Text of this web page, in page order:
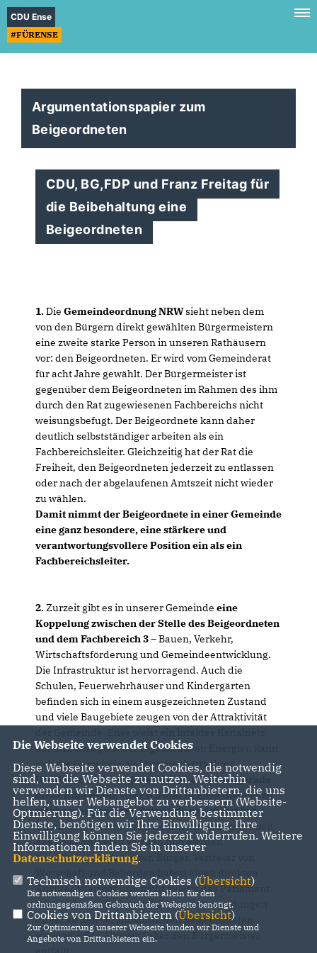
CDU Ense
#FÜRENSE
Argumentationspapier zum
Beigeordneten
CDU, BG,FDP und Franz Freitag für
die Beibehaltung eine
Beigeordneten
1. Die Gemeindeordnung NRWsieht neben dem
von den Bürgern direkt gewählten Bürgermeistern
eine zweite starke Person in unseren Rathäusern
vor: den Beigeordneten. Er wird vom Gemeinderat
für acht Jahre gewählt. Der Bürgermeister ist
gegenüber dem Beigeordneten im Rahmen des ihm
durch den Rat zugewiesenen Fachbereichs nicht
weisungsbefugt. Der Beigeordnete kann daher
deutlich selbstständiger arbeiten als ein
Fachbereichsleiter. Gleichzeitig hat der Rat die
Freiheit, den Beigeordneten jederzeit zu entlassen
oder nach der abgelaufenen Amtszeit nicht wieder
zu wählen.
Damit nimmt der Beigeordnete in einer Gemeinde
eine ganz besondere, eine stärkere und
verantwortungsvollere Position ein als ein
Fachbereichsleiter.
2. Zurzeit gibt es in unserer Gemeinde eine
Koppelung zwischen der Stelle desBeigeordneten
und dem Fachbereich 3– Bauen, Verkehr,
Wirtschaftsförderung und Gemeindeentwicklung.
Die Infrastruktur ist hervorragend. Auch die
Schulen, Feuerwehrhäuser und Kindergärten
befinden sich in einem ausgezeichneten Zustand
und viele Baugebiete zeugen von der Attraktivität
auf und bezüglich der regenerativen Energien kann
sich die Gemeinde als Vorreiter betrachten.
Die Unterzeichner gehen davon aus, dass gerade
diese Koppelung von FB 3 und Beigeordnetem zu
solch einer positiven Entwicklung geführt hat.
Durch die verstärkte eigene Entscheidungsfreiheit
des Beigeordneten wurden und werden
Verwaltungswege kürzer, Bürger, Vertreter von
Wirtschaft und Behörden haben einen direkten
Ansprechpartner und nicht zuletzt das Parlament
kann sich bei allen anstehenden Entscheidungen
direkt an den verantwortlichen Beigeordneten
wenden – der „Umweg“ über den Bürgermeister
Die Webseite verwendet Cookies
Diese Webseite verwendet Cookies, die notwendig
sind, um die Webseite zu nutzen. Weiterhin
verwenden wir Dienste von Drittanbietern, die uns
helfen, unser Webangebot zu verbessern (Website-
Optmierung). Für die Verwendung bestimmter
Dienste, benötigen wir Ihre Einwilligung. Ihre
Einwilligung können Sie jederzeit widerrufen. Weitere
Informationen finden Sie in unserer
Datenschutzerklärung.
Technisch notwendige Cookies (Übersicht)
Die notwendigen Cookies werden allein für den
ordnungsgemäßen Gebrauch der Webseite benötigt.
Cookies von Drittanbietern (Übersicht)
Zur Optimierung unserer Webseite binden wir Dienste und
Angebote von Drittanbietern ein.